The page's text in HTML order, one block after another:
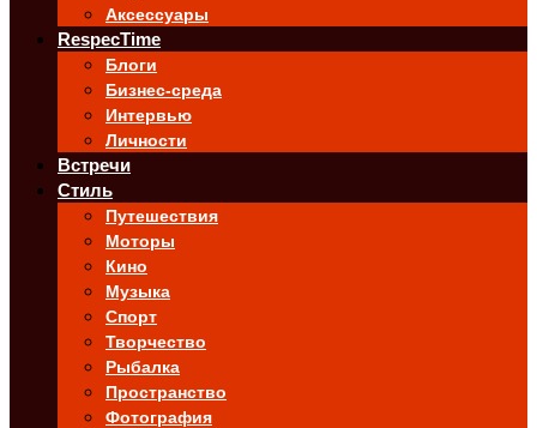
Аксессуары
RespecTime
Блоги
Бизнес-среда
Интервью
Личности
Встречи
Стиль
Путешествия
Моторы
Кино
Музыка
Спорт
Творчество
Рыбалка
Пространство
Фотография